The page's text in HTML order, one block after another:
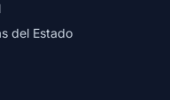
del Estado